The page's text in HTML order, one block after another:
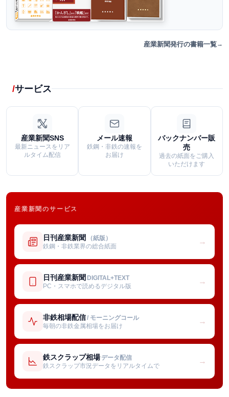
産業新聞発行の書籍一覧
サービス
産業新聞SNS
最新ニュースをリア
ルタイム配信
メール速報
鉄鋼・非鉄の速報を
お届け
バックナンバー販
売
過去の紙面をご購入
いただけます
産業新聞のサービス
日刊産業新聞 （紙版）
鉄鋼・非鉄業界の総合紙面
→
日刊産業新聞 DIGITAL+TEXT
PC・スマホで読めるデジタル版
→
非鉄相場配信/ モーニングコール
毎朝の非鉄金属相場をお届け
→
鉄スクラップ相場 データ配信
鉄スクラップ市況データをリアルタイムで
→